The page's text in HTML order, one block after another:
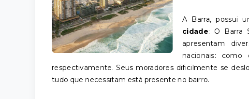
A Barra, possui
cidade: O Barra
apresentam
nacionais:
respectivamente. Seus moradores dificilmente se
tudo que necessitam está presente no bairro.